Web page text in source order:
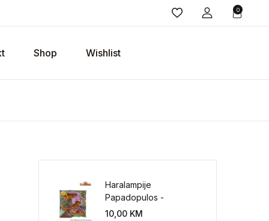
0
Shop Wishlist
Haralampije
Papadopulos -
Poverenje: sloboda od
10,00 KM